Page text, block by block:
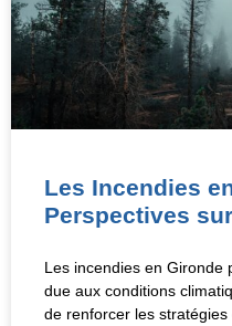
Les Incendies
Perspectives
Les incendies en Gironde
due aux conditions
de renforcer les